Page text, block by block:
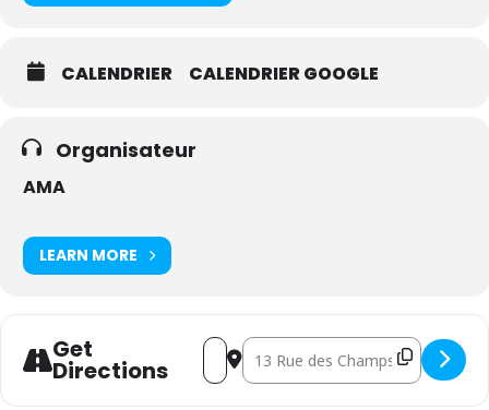
CALENDRIER CALENDRIER GOOGLE
Organisateur
AMA
LEARN MORE
Get
Directions
Address - Administrateurs bruxellois
Destination Address -